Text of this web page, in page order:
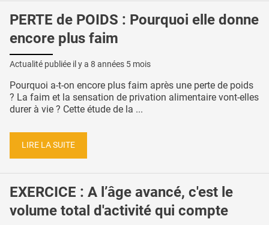
PERTE de POIDS : Pourquoi elle donne
encore plus faim
Actualité publiée il y a 8 années 5 mois
Pourquoi a-t-on encore plus faim après une perte de poids
? La faim et la sensation de privation alimentaire vont-elles
durer à vie ? Cette étude de la ...
LIRE LA SUITE
EXERCICE : A l’âge avancé, c'est le
volume total d'activité qui compte